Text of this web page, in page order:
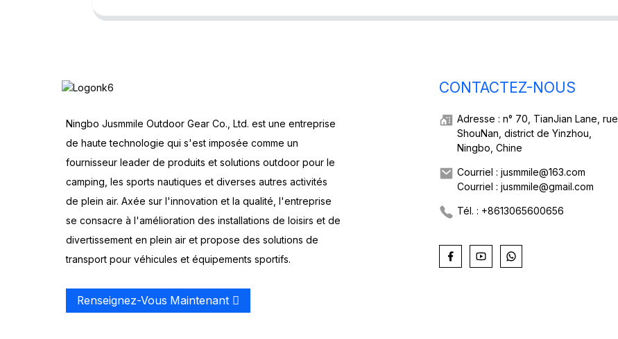
Ningbo Jusmmile Outdoor Gear Co., Ltd. est une entreprise
de haute technologie qui s'est imposée comme un
fournisseur leader de produits et solutions outdoor pour le
camping, les sports nautiques et diverses autres activités
de plein air. Axée sur l'innovation et la qualité, l'entreprise
se consacre à l'amélioration des installations de loisirs et de
divertissement en plein air et propose des solutions de
transport pour véhicules et équipements sportifs.
Renseignez-Vous Maintenant
CONTACTEZ-NOUS
Adresse : n° 70, TianJian Lane, rue
ShouNan, district de Yinzhou,
Ningbo, Chine
Courriel : jusmmile@163.com
Courriel : jusmmile@gmail.com
Tél. : +8613065600656